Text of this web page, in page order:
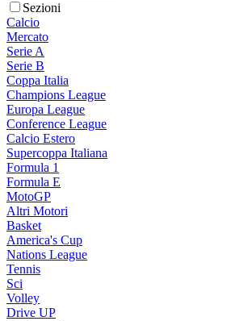
Sezioni
Calcio
Mercato
Serie A
Serie B
Coppa Italia
Champions League
Europa League
Conference League
Calcio Estero
Supercoppa Italiana
Formula 1
Formula E
MotoGP
Altri Motori
Basket
America's Cup
Nations League
Tennis
Sci
Volley
Drive UP